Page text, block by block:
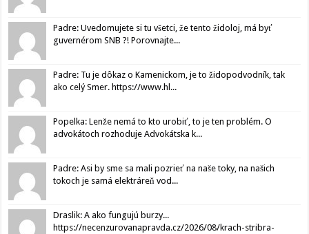
Padre: Uvedomujete si tu všetci, že tento židoloj, má byť
guvernérom SNB ?! Porovnajte...
Padre: Tu je dôkaz o Kamenickom, je to židopodvodník, tak
ako celý Smer. https://www.hl...
Popelka: Lenže nemá to kto urobiť, to je ten problém. O
advokátoch rozhoduje Advokátska k...
Padre: Asi by sme sa mali pozrieť na naše toky, na našich
tokoch je samá elektráreň vod...
Draslik: A ako fungujú burzy...
https://necenzurovanapravda.cz/2026/08/krach-stribra-